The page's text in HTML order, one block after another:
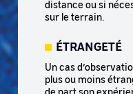
distance ou si
sur le terrain.
ÉTRANGETÉ
Un cas
plus ou moins
de part son